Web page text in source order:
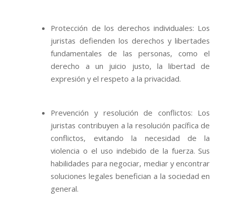
Protección de los derechos individuales: Los
juristas defienden los derechos y libertades
fundamentales de las personas, como el
derecho a un juicio justo, la libertad de
expresión y el respeto a la privacidad.
Prevención y resolución de conflictos: Los
juristas contribuyen a la resolución pacífica de
conflictos, evitando la necesidad de la
violencia o el uso indebido de la fuerza. Sus
habilidades para negociar, mediar y encontrar
soluciones legales benefician a la sociedad en
general.